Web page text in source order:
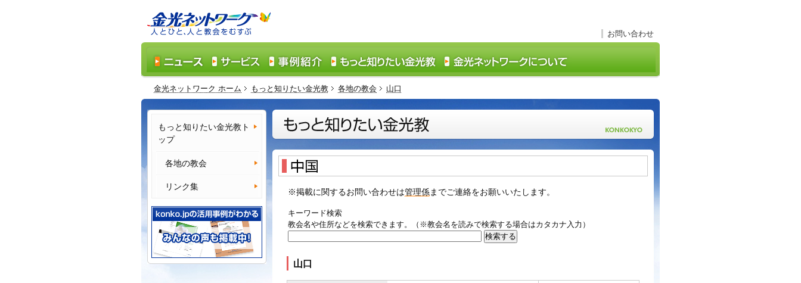
お問い合わせ
金光ネットワーク ホーム もっと知りたい金光教 各地の教会 山口
※掲載に関するお問い合わせは管理係までご連絡をお願いいたします。
キーワード検索
教会名や住所などを検索できます。（※教会名を読みで検索する場合はカタカナ入力）
山口
もっと知りたい金光教ト
ップ
各地の教会
リンク集